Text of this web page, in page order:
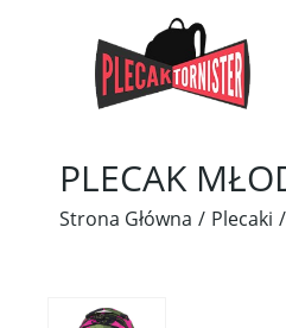
PLECAK
Strona Główna Plecaki